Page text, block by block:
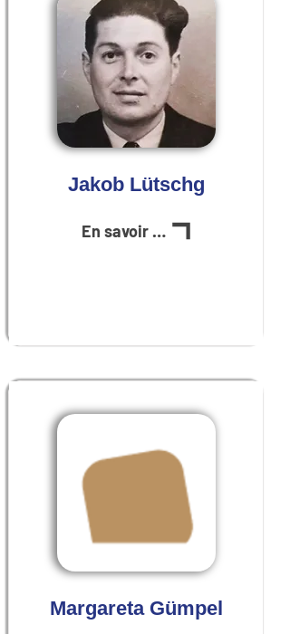
Jakob Lütschg
En savoir plus
Margareta Gümpel